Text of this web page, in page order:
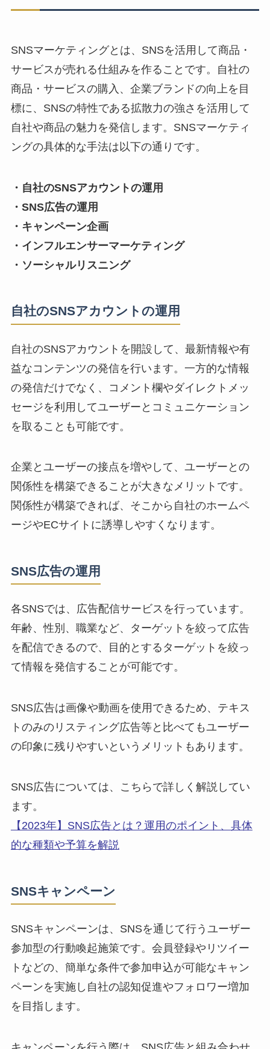
SNSマーケティングとは、SNSを活用して商品・
サービスが売れる仕組みを作ることです。
自社の
商品・サービスの購入、企業ブランドの向上を目
標に、SNSの特性である拡散力の強さを活用して
自社や商品の魅力を発信します。SNSマーケティ
ングの具体的な手法は以下の通りです。
・自社のSNSアカウントの運用
・SNS広告の運用
・キャンペーン企画
・インフルエンサーマーケティング
・ソーシャルリスニング
自社のSNSアカウントの運用
自社のSNSアカウントを開設して、最新情報や有
益なコンテンツの発信を行います。一方的な情報
の発信だけでなく、コメント欄やダイレクトメッ
セージを利用してユーザーとコミュニケーション
を取ることも可能です。
企業とユーザーの接点を増やして、 ユーザーとの
関係性を構築できる ことが大きなメリットです。
関係性が構築できれば、そこから自社のホームペ
ージやECサイトに誘導しやすくなります。
SNS広告の運用
各SNSでは、広告配信サービスを行っています。
年齢、性別、職業など、ターゲットを絞って広告
を配信できるので、目的とするターゲットを絞っ
て情報を発信することが可能です。
SNS広告は画像や動画を使用できるため、テキス
トのみのリスティング広告等と比べてもユーザー
の印象に残りやすい というメリットもあります。
SNS広告については、こちらで詳しく解説してい
ます。
【2023年】SNS広告とは？運用のポイント、具体
的な種類や予算を解説
SNSキャンペーン
SNSキャンペーンは、SNSを通じて行うユーザー
参加型の行動喚起施策です。会員登録やリツイー
トなどの、簡単な条件で参加申込が可能なキャン
ペーンを実施し自社の認知促進やフォロワー増加
を目指します。